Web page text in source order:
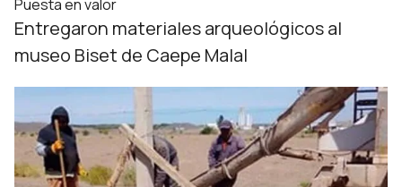
Puesta en valor
Entregaron materiales arqueológicos al
museo Biset de Caepe Malal